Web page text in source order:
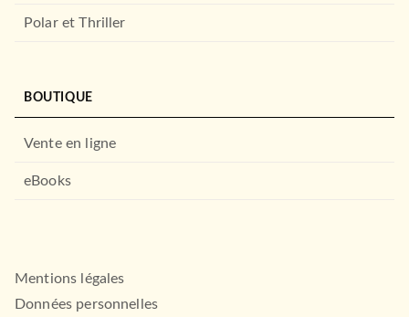
Polar et Thriller
BOUTIQUE
Vente en ligne
eBooks
Mentions légales
Données personnelles